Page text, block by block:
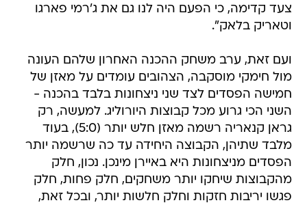
צעד קדימה, כי הפעם היה לנו גם את ג'רמי פארגו
וטאריק בלאק".
ועם זאת, ערב משחק ההכנה האחרון שלהם העונה
מול חימקי מוסקבה, הצהובים עומדים על מאזן של
חמישה הפסדים לצד שני ניצחונות בלבד בהכנה -
השני הכי גרוע מכל קבוצות היורוליג. למעשה, רק
גראן קנאריה רשמה מאזן חלש יותר (5:0), בעוד
מלבד שתיהן, הקבוצה היחידה עד כה שרשמה יותר
הפסדים מניצחונות היא באיירן מינכן. נכון, חלק
מהקבוצות שיחקו יותר משחקים, חלק פחות, חלק
פגשו יריבות חזקות וחלק חלשות יותר, ובכל זאת,